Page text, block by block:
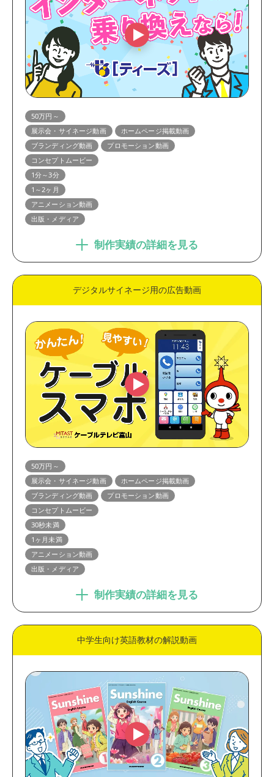
50万円～
展示会・サイネージ動画
ホームページ掲載動画
ブランディング動画
プロモーション動画
コンセプトムービー
1分～3分
1～2ヶ月
アニメーション動画
出版・メディア
制作実績の詳細を見る
デジタルサイネージ用の広告動画
50万円～
展示会・サイネージ動画
ホームページ掲載動画
ブランディング動画
プロモーション動画
コンセプトムービー
30秒未満
1ヶ月未満
アニメーション動画
出版・メディア
制作実績の詳細を見る
中学生向け英語教材の解説動画